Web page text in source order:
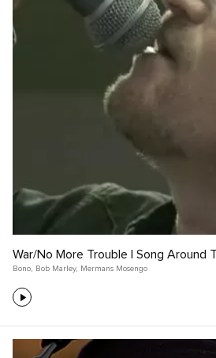
War/No More Trouble | Song Around
Bono, Bob Marley, Mermans Mosengo